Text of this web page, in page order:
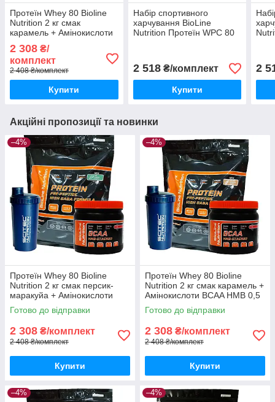
Протеїн Whey 80 Bioline
Nutrition 2 кг смак
карамель + Амінокислоти
BCAA HMB 0,5 кг + шейкер
2 308 ₴/
комплект
2 408 ₴/комплект
Купити
Набір спортивного
харчування BioLine
Nutrition Протеїн WPC 80
HMB 0,5 кг
2 518₴/комплект
Купити
2
Акційні пропозиції та новинки
–4%
Протеїн Whey 80 Bioline
Nutrition 2 кг смак персик-
маракуйа + Амінокислоти
BCAA HMB 0,5 кг + шейкер
Готово до відправки
2 308 ₴/комплект
2 408 ₴/комплект
Купити
–4%
Протеїн Whey 80 Bioline
Nutrition 2 кг смак карамель +
Амінокислоти BCAA HMB 0,5
кг + шейкер
Готово до відправки
2 308 ₴/комплект
2 408 ₴/комплект
Купити
–4% –4%